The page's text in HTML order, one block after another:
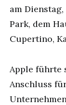
am Dienstag,
Park, dem
Cupertino,
Apple führte
Anschluss